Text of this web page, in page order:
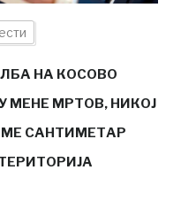
НА КОСОВО
МЕНЕ МРТОВ, НИКОЈ
САНТИМЕТАР